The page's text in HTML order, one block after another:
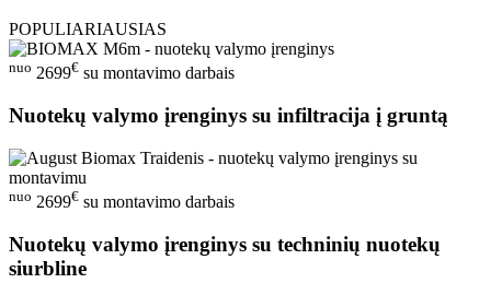
POPULIARIAUSIAS
nuo 2699€ su montavimo darbais
Nuotekų valymo įrenginys su infiltracija į gruntą
nuo 2699€ su montavimo darbais
Nuotekų valymo įrenginys su techninių nuotekų
siurbline